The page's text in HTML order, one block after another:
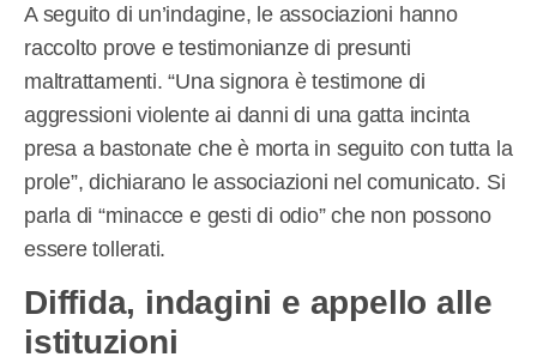
A seguito di un’indagine, le associazioni hanno
raccolto prove e testimonianze di presunti
maltrattamenti. “Una signora è testimone di
aggressioni violente ai danni di una gatta incinta
presa a bastonate che è morta in seguito con tutta la
prole”, dichiarano le associazioni nel comunicato. Si
parla di “minacce e gesti di odio” che non possono
essere tollerati.
Diffida, indagini e appello alle
istituzioni